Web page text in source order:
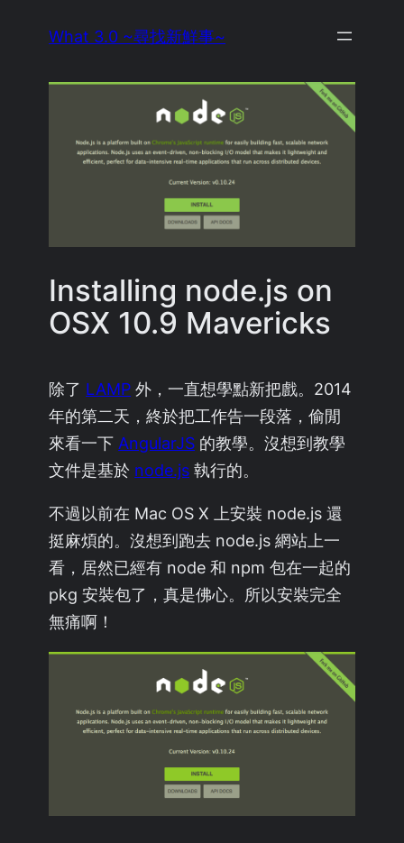
What 3.0 ~尋找新鮮事~
Installing node.js on
OSX 10.9 Mavericks
除了 LAMP 外，一直想學點新把戲。2014
年的第二天，終於把工作告一段落，偷閒
來看一下 AngularJS 的教學。沒想到教學
文件是基於 node.js 執行的。
不過以前在 Mac OS X 上安裝 node.js 還
挺麻煩的。沒想到跑去 node.js 網站上一
看，居然已經有 node 和 npm 包在一起的
pkg 安裝包了，真是佛心。所以安裝完全
無痛啊！